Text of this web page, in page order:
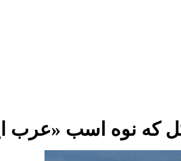
که نوه اسب «عرب